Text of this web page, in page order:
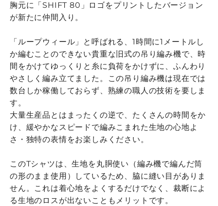
胸元に「SHIFT 80」ロゴをプリントしたバージョン
が新たに仲間入り。
「ループウィール」と呼ばれる、1時間に1メートルし
か編むことのできない貴重な旧式の吊り編み機で、時
間をかけてゆっくりと糸に負荷をかけずに、ふんわり
やさしく編み立てました。この吊り編み機は現在では
数台しか稼働しておらず、熟練の職人の技術を要しま
す。
大量生産品とはまったくの逆で、たくさんの時間をか
け、緩やかなスピードで編みこまれた生地の心地よ
さ・独特の表情をお楽しみください。
このTシャツは、生地を丸胴使い（編み機で編んだ筒
の形のまま使用）しているため、脇に縫い目がありま
せん。これは着心地をよくするだけでなく、裁断によ
る生地のロスが出ないこともメリットです。